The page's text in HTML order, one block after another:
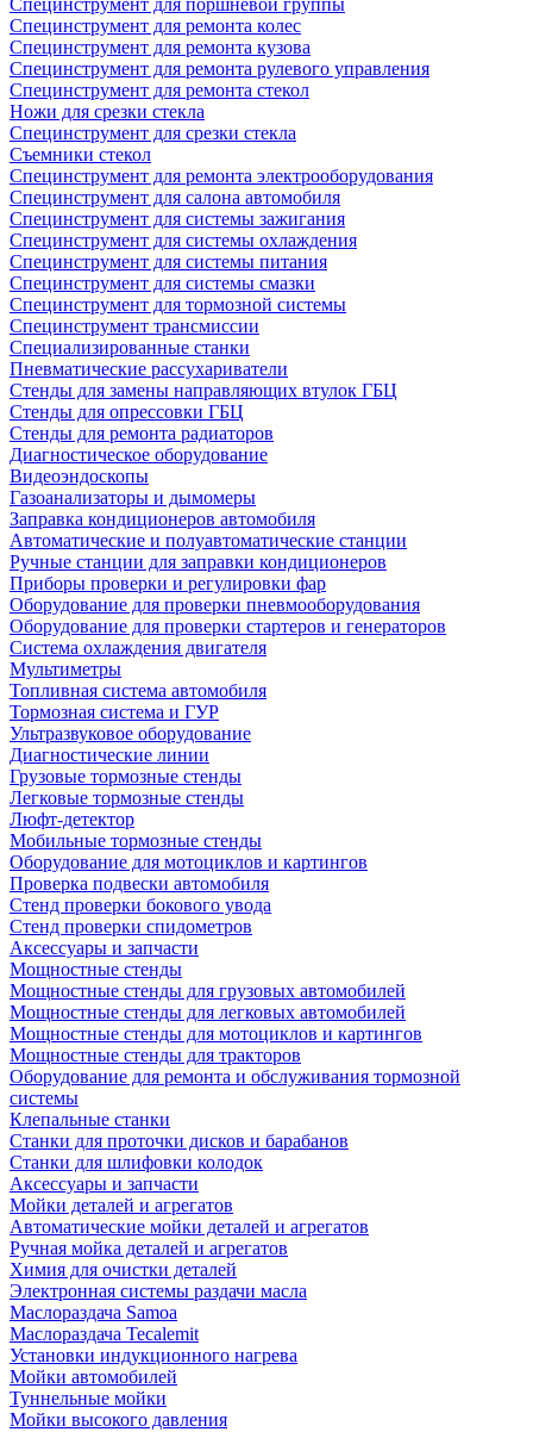
Специнструмент для поршневой группы
Специнструмент для ремонта колес
Специнструмент для ремонта кузова
Специнструмент для ремонта рулевого управления
Специнструмент для ремонта стекол
Ножи для срезки стекла
Специнструмент для срезки стекла
Съемники стекол
Специнструмент для ремонта электрооборудования
Специнструмент для салона автомобиля
Специнструмент для системы зажигания
Специнструмент для системы охлаждения
Специнструмент для системы питания
Специнструмент для системы смазки
Специнструмент для тормозной системы
Специнструмент трансмиссии
Специализированные станки
Пневматические рассухариватели
Стенды для замены направляющих втулок ГБЦ
Стенды для опрессовки ГБЦ
Стенды для ремонта радиаторов
Диагностическое оборудование
Видеоэндоскопы
Газоанализаторы и дымомеры
Заправка кондиционеров автомобиля
Автоматические и полуавтоматические станции
Ручные станции для заправки кондиционеров
Приборы проверки и регулировки фар
Оборудование для проверки пневмооборудования
Оборудование для проверки стартеров и генераторов
Система охлаждения двигателя
Мультиметры
Топливная система автомобиля
Тормозная система и ГУР
Ультразвуковое оборудование
Диагностические линии
Грузовые тормозные стенды
Легковые тормозные стенды
Люфт-детектор
Мобильные тормозные стенды
Оборудование для мотоциклов и картингов
Проверка подвески автомобиля
Стенд проверки бокового увода
Стенд проверки спидометров
Аксессуары и запчасти
Мощностные стенды
Мощностные стенды для грузовых автомобилей
Мощностные стенды для легковых автомобилей
Мощностные стенды для мотоциклов и картингов
Мощностные стенды для тракторов
Оборудование для ремонта и обслуживания тормозной
системы
Клепальные станки
Станки для проточки дисков и барабанов
Станки для шлифовки колодок
Аксессуары и запчасти
Мойки деталей и агрегатов
Автоматические мойки деталей и агрегатов
Ручная мойка деталей и агрегатов
Химия для очистки деталей
Электронная системы раздачи масла
Маслораздача Samoa
Маслораздача Tecalemit
Установки индукционного нагрева
Мойки автомобилей
Туннельные мойки
Мойки высокого давления